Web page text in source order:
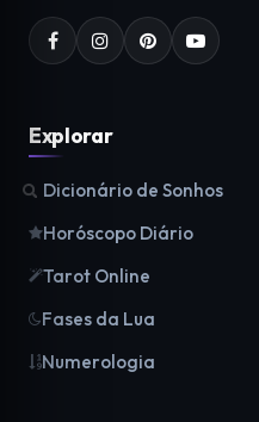
Explorar
Dicionário de Sonhos
Horóscopo Diário
Tarot Online
Fases da Lua
Numerologia